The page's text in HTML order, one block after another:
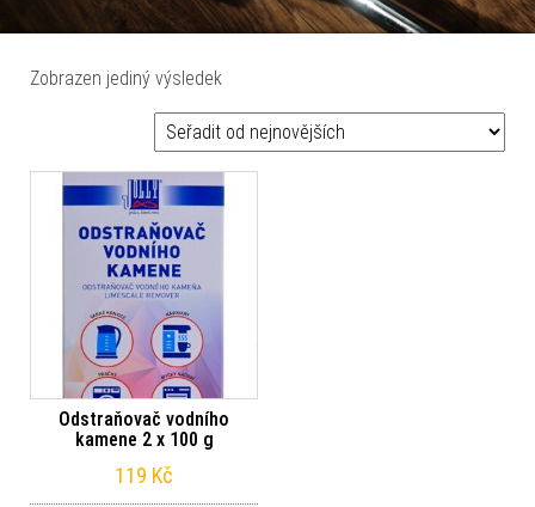
Zobrazen jediný výsledek
Odstraňovač vodního
kamene 2 x 100 g
119 Kč